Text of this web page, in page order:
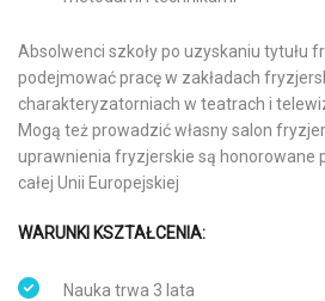
Absolwenci szkoły po uzyskaniu tytułu
podejmować pracę w zakładach
charakteryzatorniach w teatrach i
Mogą też prowadzić własny salon
uprawnienia fryzjerskie są honorowane
całej Unii Europejskiej
WARUNKI KSZTAŁCENIA:
Nauka trwa 3 lata